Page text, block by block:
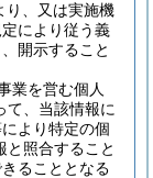
り、又は実施機
により従う義
開示すること
業を営む個人
て、当該情報に
より特定の個
と照合すること
ることとなる